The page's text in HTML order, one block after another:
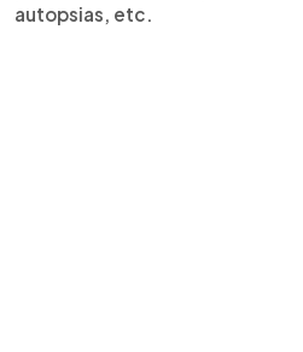
autopsias, etc.